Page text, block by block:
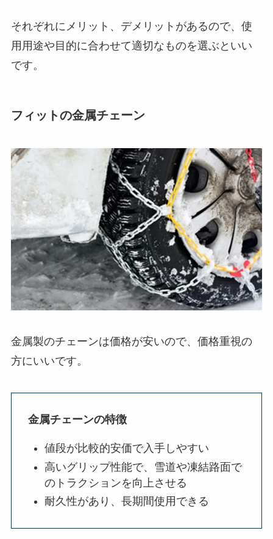
それぞれにメリット、デメリットがあるので、使
用用途や目的に合わせて適切なものを選ぶといい
です。
フィットの金属チェーン
金属製のチェーンは価格が安いので、価格重視の
方にいいです。
金属チェーンの特徴
値段が比較的安価で入手しやすい
高いグリップ性能で、雪道や凍結路面で
のトラクションを向上させる
耐久性があり、長期間使用できる